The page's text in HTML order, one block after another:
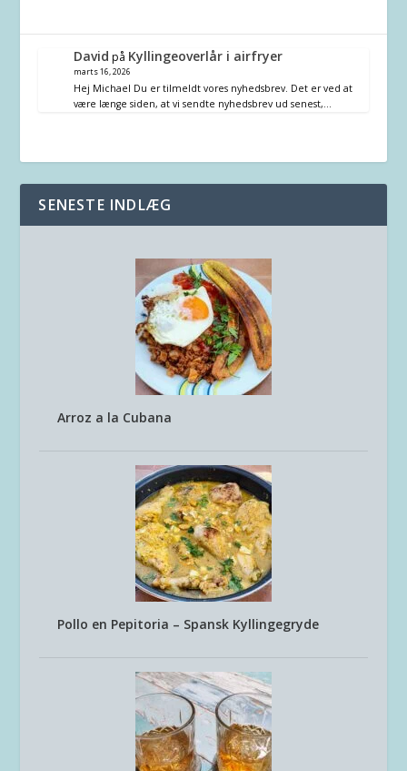
David på Kyllingeoverlår i airfryer
marts 16, 2026
Hej Michael Du er tilmeldt vores nyhedsbrev. Det er ved at
være længe siden, at vi sendte nyhedsbrev ud senest,…
SENESTE INDLÆG
Arroz a la Cubana
Pollo en Pepitoria – Spansk Kyllingegryde